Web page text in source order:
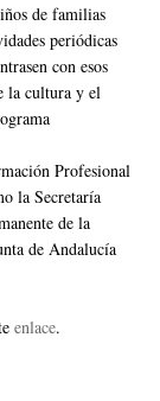
de familias
periódicas
con esos
la cultura y el
Profesional
la Secretaría
de la
de Andalucía
enlace.